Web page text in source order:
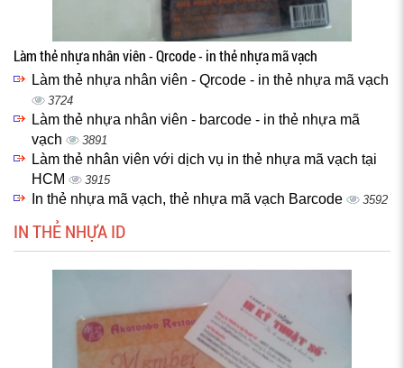
Làm thẻ nhựa nhân viên - Qrcode - in thẻ nhựa mã vạch
Làm thẻ nhựa nhân viên - Qrcode - in thẻ nhựa mã vạch
3724
Làm thẻ nhựa nhân viên - barcode - in thẻ nhựa mã
vạch
3891
Làm thẻ nhân viên với dịch vụ in thẻ nhựa mã vạch tại
HCM
3915
In thẻ nhựa mã vạch, thẻ nhựa mã vạch Barcode 3592
IN THẺ NHỰA ID